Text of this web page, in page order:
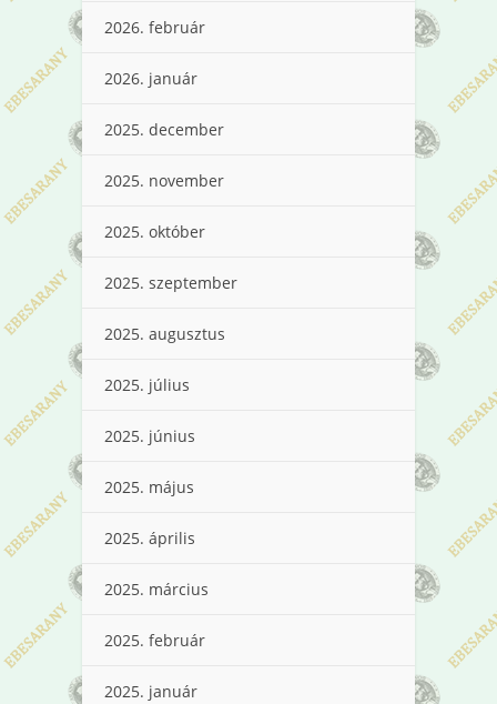
2026. február
2026. január
2025. december
2025. november
2025. október
2025. szeptember
2025. augusztus
2025. július
2025. június
2025. május
2025. április
2025. március
2025. február
2025. január